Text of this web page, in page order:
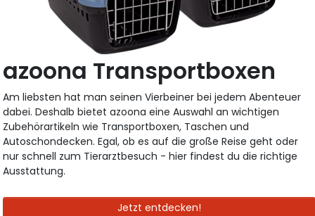
azoona Transportboxen
Am liebsten hat man seinen Vierbeiner bei jedem Abenteuer
dabei. Deshalb bietet azoona eine Auswahl an wichtigen
Zubehörartikeln wie Transportboxen, Taschen und
Autoschondecken. Egal, ob es auf die große Reise geht oder
nur schnell zum Tierarztbesuch - hier findest du die richtige
Ausstattung.
Jetzt entdecken!